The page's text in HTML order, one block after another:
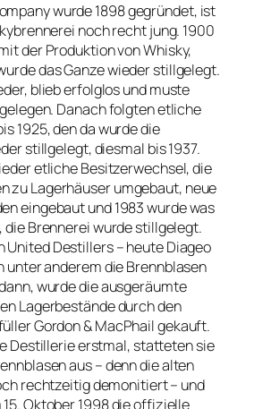
wurde 1898 gegründet, ist
noch recht jung. 1900
der Produktion von Whisky,
das Ganze wieder stillgelegt.
blieb erfolglos und muste
Danach folgten etliche
1925, den da wurde die
stillgelegt, diesmal bis 1937.
etliche Besitzerwechsel, die
zu Lagerhäuser umgebaut, neue
eingebaut und 1983 wurde was
Brennerei wurde stillgelegt.
United Destillers – heute Diageo
unter anderem die Brennblasen
wurde die ausgeräumte
Lagerbestände durch den
Gordon & MacPhail gekauft.
Destillerie erstmal, statteten sie
aus – denn die alten
rechtzeitig demonitiert – und
Oktober 1998 die offizielle